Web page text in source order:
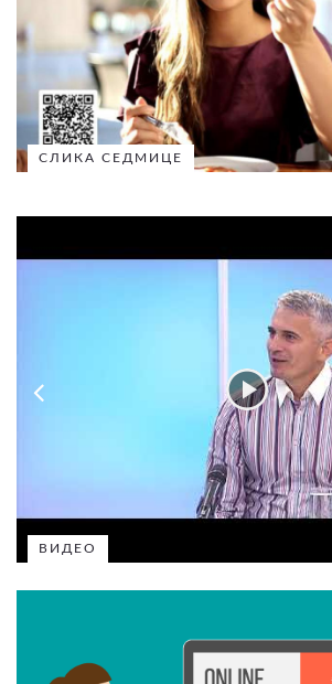
СЛИКА СЕДМИЦЕ
ВИДЕО